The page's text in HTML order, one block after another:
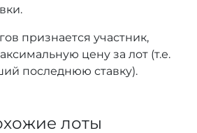
признается участник,
цену за лот (т.е.
последнюю ставку).
лоты